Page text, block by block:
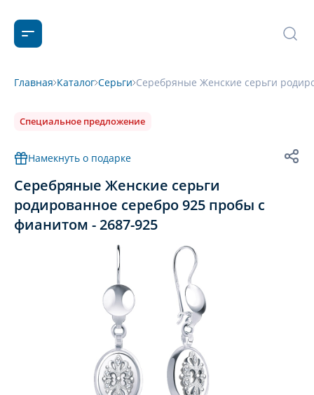
Главная Каталог Серьги Серебряные Женские серьги
Специальное предложение
Намекнуть о подарке
Серебряные Женские серьги
родированное серебро 925 пробы с
фианитом - 2687-925